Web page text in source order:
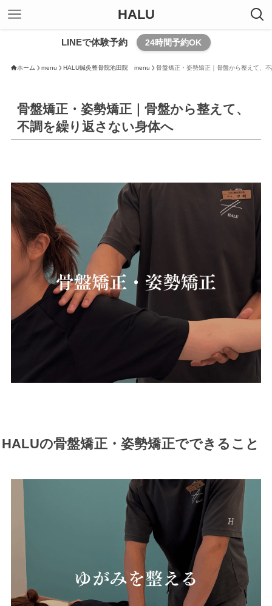
HALU
LINEで体験予約 24時間予約OK
ホーム menu HALU鍼灸整骨院池田院 menu 骨盤矯正・姿勢矯正｜骨盤から整えて、
骨盤矯正・姿勢矯正｜骨盤から整えて、
不調を繰り返さない身体へ
HALUの骨盤矯正・姿勢矯正でできること